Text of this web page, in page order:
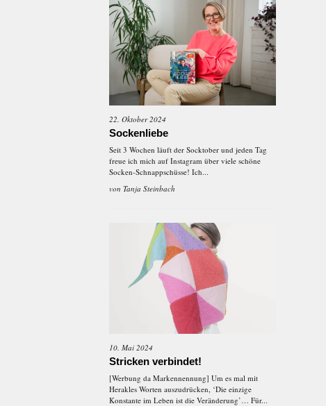
22. Oktober 2024
Sockenliebe
Seit 3 Wochen läuft der Socktober und jeden Tag
freue ich mich auf Instagram über viele schöne
Socken-Schnappschüsse! Ich...
von Tanja Steinbach
10. Mai 2024
Stricken verbindet!
[Werbung da Markennennung] Um es mal mit
Herakles Worten auszudrücken, ‘Die einzige
Konstante im Leben ist die Veränderung’… Für...